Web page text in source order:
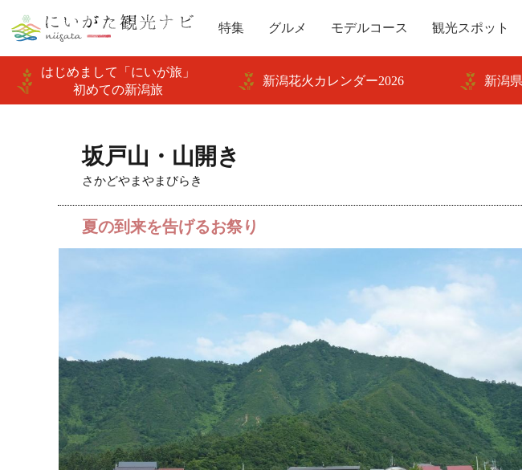
特集 グルメ モデルコース 観光スポット
はじめまして「にいが旅」
初めての新潟旅
新潟花火カレンダー2026 新潟
坂戸山・山開き
さかどやまやまびらき
夏の到来を告げるお祭り